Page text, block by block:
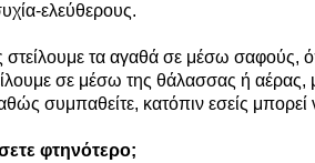
ελεύθερους.
στείλουμε τα αγαθά σε μέσω
σε μέσω της θάλασσας ή
κατόπιν εσείς μπορεί να
φτηνότερο;